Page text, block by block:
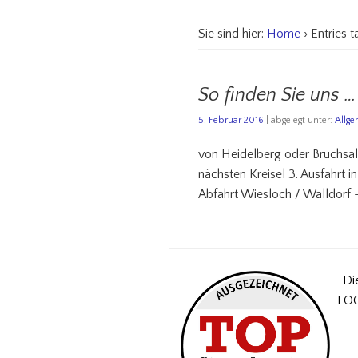
Sie sind hier: Home › Entries
So finden Sie uns …
5. Februar 2016 | abgelegt unter:
von Heidelberg oder
nächsten Kreisel 3. Ausfahrt
Abfahrt Wiesloch / Walldorf